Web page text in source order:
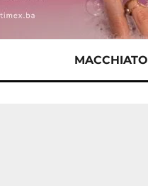
MACCHIATO